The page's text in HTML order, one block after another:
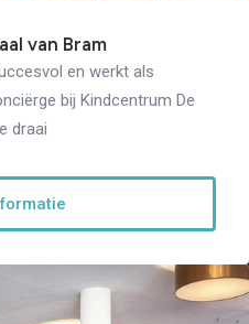
van Bram
en werkt als
bij Kindcentrum De
draai